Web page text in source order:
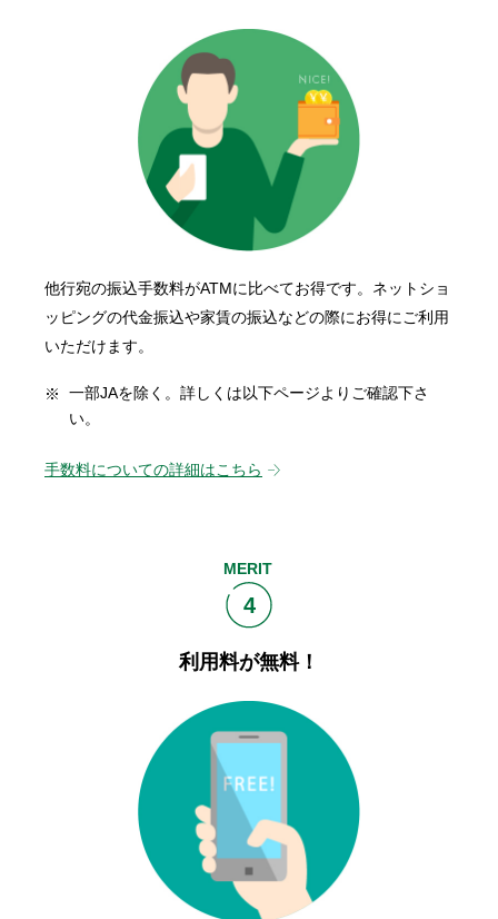
他行宛の振込手数料がATMに比べてお得です。ネットショ
ッピングの代金振込や家賃の振込などの際にお得にご利用
いただけます。
一部JAを除く。詳しくは以下ページよりご確認下さ
い。
手数料についての詳細はこちら
MERIT
4
利用料が無料！